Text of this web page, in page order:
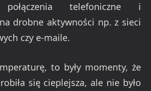
połączenia telefoniczne i
drobne aktywności np. z sieci
czy e-maile.
to były momenty, że
się cieplejsza, ale nie było